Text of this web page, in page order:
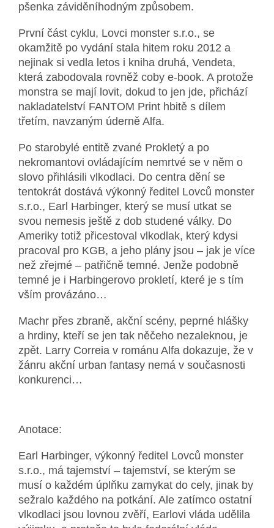
pšenka záviděníhodným způsobem.
První část cyklu, Lovci monster s.r.o., se
okamžitě po vydání stala hitem roku 2012 a
nejinak si vedla letos i kniha druhá, Vendeta,
která zabodovala rovněž coby e-book. A protože
monstra se mají lovit, dokud to jen jde, přichází
nakladatelství FANTOM Print hbitě s dílem
třetím, navzaným úderně Alfa.
Po starobylé entitě zvané Prokletý a po
nekromantovi ovládajícím nemrtvé se v něm o
slovo přihlásili vlkodlaci. Do centra dění se
tentokrát dostává výkonný ředitel Lovců monster
s.r.o., Earl Harbinger, který se musí utkat se
svou nemesis ještě z dob studené války. Do
Ameriky totiž přicestoval vlkodlak, který kdysi
pracoval pro KGB, a jeho plány jsou – jak je více
než zřejmé – patřičně temné. Jenže podobně
temné je i Harbingerovo prokletí, které je s tím
vším provázáno…
Machr přes zbraně, akční scény, peprné hlášky
a hrdiny, kteří se jen tak něčeho nezaleknou, je
zpět. Larry Correia v románu Alfa dokazuje, že v
žánru akční urban fantasy nemá v současnosti
konkurenci…
Anotace:
Earl Harbinger, výkonný ředitel Lovců monster
s.r.o., má tajemství – tajemství, se kterým se
musí o každém úplňku zamykat do cely, jinak by
sežralo každého na potkání. Ale zatímco ostatní
vlkodlaci jsou lovnou zvěří, Earlovi vláda udělila